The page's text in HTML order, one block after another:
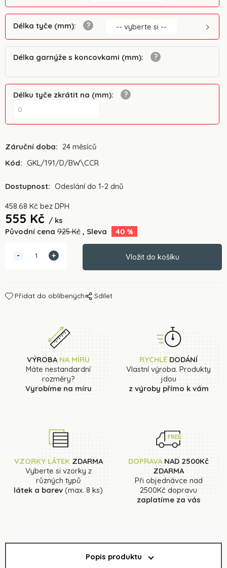
Délka tyče (mm): -- vyberte si --
Délka garnýže s koncovkami (mm):
Délku tyče zkrátit na (mm):
Záruční doba: 24 měsíců
Kód: GKL/191/D/BW\CCR
Dostupnost: Odeslání do 1-2 dnů
458.68 Kč bez DPH
555 Kč
ks
Původní cena 925Kč Sleva 40 %
Přidat do oblíbených Sdílet
VÝROBA NA MÍRU
Máte nestandardní
rozměry?
Vyrobíme na míru
RYCHLÉDODÁNÍ
Vlastní výroba. Produkty
jdou
z výroby přímo k vám
VZORKY LÁTEK ZDARMA
Vyberte si vzorky z
různých typů
látek a barev (max. 8 ks)
DOPRAVANAD 2500Kč
ZDARMA
Při objednávce nad
2500Kč dopravu
zaplatíme za vás
Popis produktu